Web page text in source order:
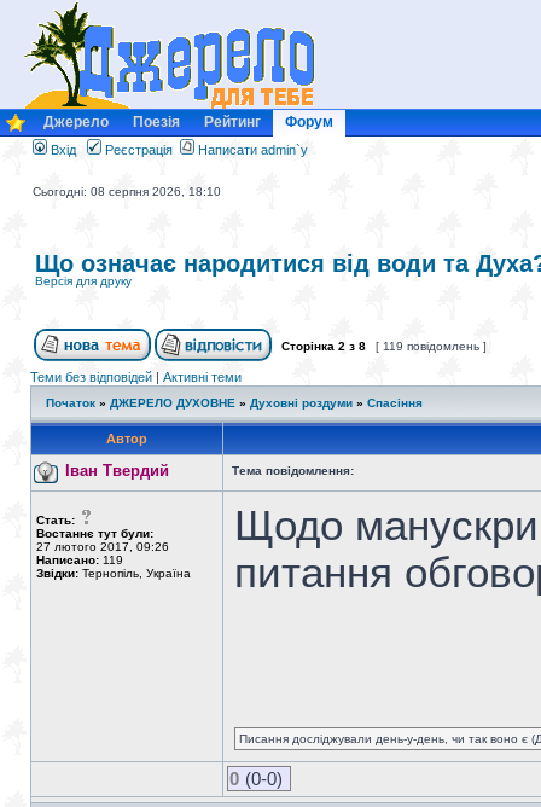
Джерело Поезія Рейтинг Форум
Вхід Реєстрація Написати admin`у
Сьогодні: 08 серпня 2026, 18:10
Що означає народитися від води та
Версія для друку
Сторінка 2 з 8 [ 119 повідомлень ]
Теми без відповідей | Активні теми
Початок » ДЖЕРЕЛО ДУХОВНЕ » Духовні роздуми » Спасіння
Автор
Іван Твердий Тема повідомлення:
Стать:
Востаннє тут були:
27 лютого 2017, 09:26
Написано: 119
Звідки: Тернопіль, Україна
Щодо
питання
Писання досліджували день-у-день, чи так воно є
0 (0-0)